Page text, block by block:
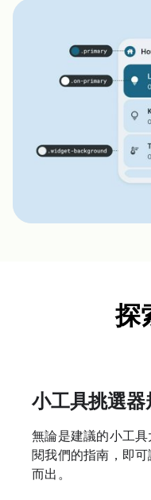
探
小工具挑選器
無論是建議的小工
閱我們的指南，即
而出。